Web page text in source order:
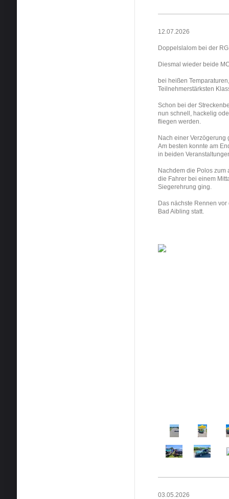
12.07.2026
Doppelslalom bei der
Diesmal wieder beide
bei heißen
Teilnehmerstärksten
Schon bei der
nun schnell, hackelig
fliegen werden.
Nach einer
Am besten konnte am
in beiden
Nachdem die Polos
die Fahrer bei einem
Siegerehrung ging.
Das nächste Rennen
Bad Aibling statt.
03.05.2026